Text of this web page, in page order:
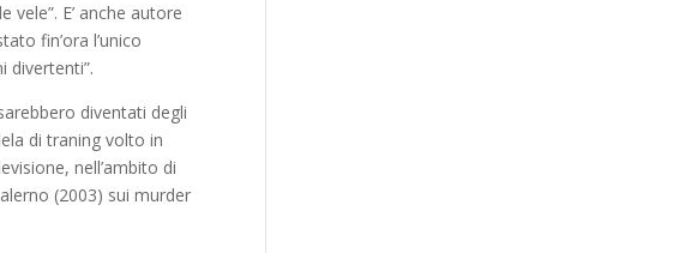
E’ anche autore
fin’ora l’unico
divertenti”.
diventati degli
di traning volto in
nell’ambito di
(2003) sui murder